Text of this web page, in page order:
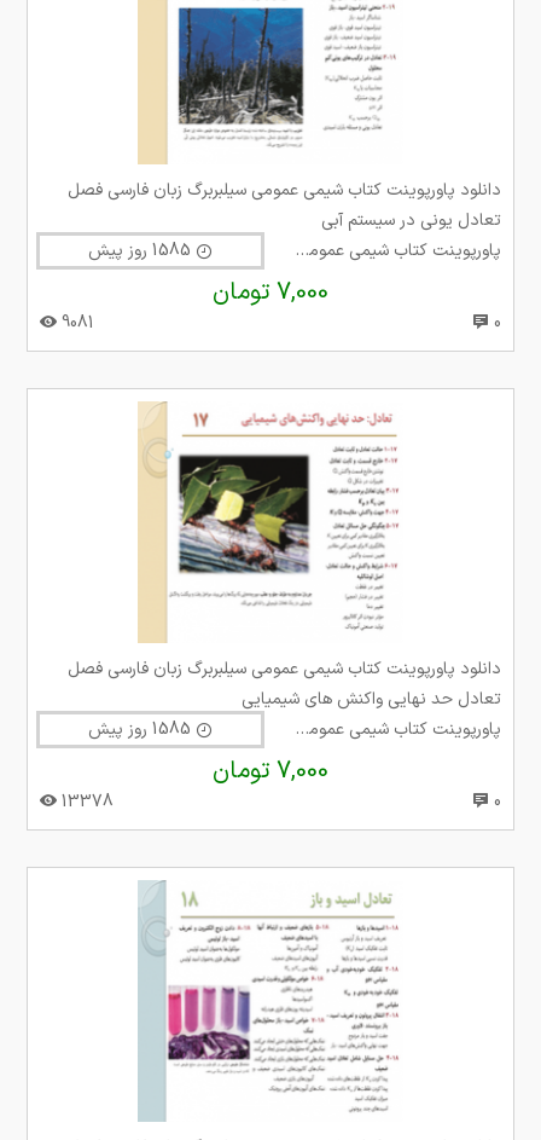
دانلود پاورپوینت کتاب شیمی عمومی سیلبربرگ زبان فارسی فصل
تعادل یونی در سیستم آبی
پاورپوینت کتاب شیمی عمومی سیلبربرگ
7,000 تومان
0
9081
دانلود پاورپوینت کتاب شیمی عمومی سیلبربرگ زبان فارسی فصل
تعادل حد نهایی واکنش های شیمیایی
پاورپوینت کتاب شیمی عمومی سیلبربرگ
7,000 تومان
0
13378